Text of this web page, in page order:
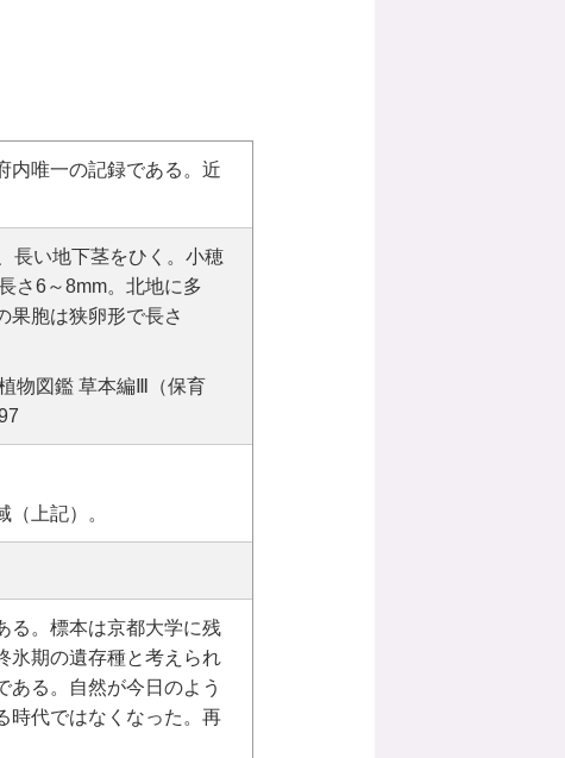
内唯一の記録である。近
長い地下茎をひく。小穂
さ6～8mm。北地に多
果胞は狭卵形で長さ
物図鑑 草本編Ⅲ（保育
上記）。
る。標本は京都大学に残
氷期の遺存種と考えられ
ある。自然が今日のよう
時代ではなくなった。再